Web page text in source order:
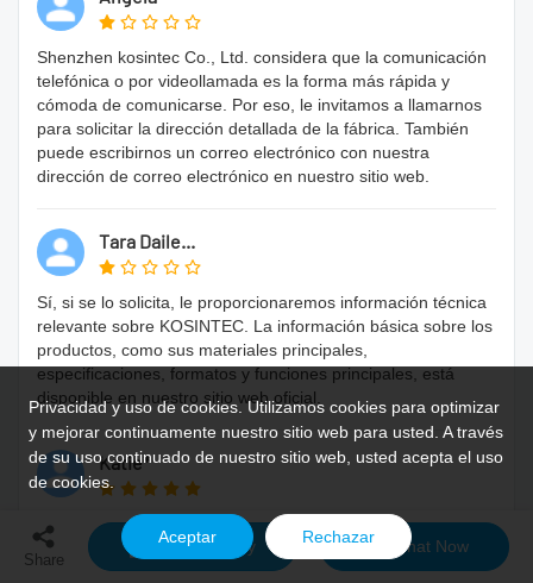
Shenzhen kosintec Co., Ltd. considera que la comunicación
telefónica o por videollamada es la forma más rápida y
cómoda de comunicarse. Por eso, le invitamos a llamarnos
para solicitar la dirección detallada de la fábrica. También
puede escribirnos un correo electrónico con nuestra
dirección de correo electrónico en nuestro sitio web.
Tara Daile...
Sí, si se lo solicita, le proporcionaremos información técnica
relevante sobre KOSINTEC. La información básica sobre los
productos, como sus materiales principales,
especificaciones, formatos y funciones principales, está
disponible en nuestro sitio web oficial.
Katie*
En esencia, una organización de señalización digital con
tabletas Android de larga trayectoria se basa en técnicas de
gestión racionales y científicas, desarrolladas por líderes
Share
Send Inquiry Chat Now
Privacidad y uso de cookies. Utilizamos cookies para optimizar
y mejorar continuamente nuestro sitio web para usted. A través
de su uso continuado de nuestro sitio web, usted acepta el uso
de cookies.
Aceptar Rechazar